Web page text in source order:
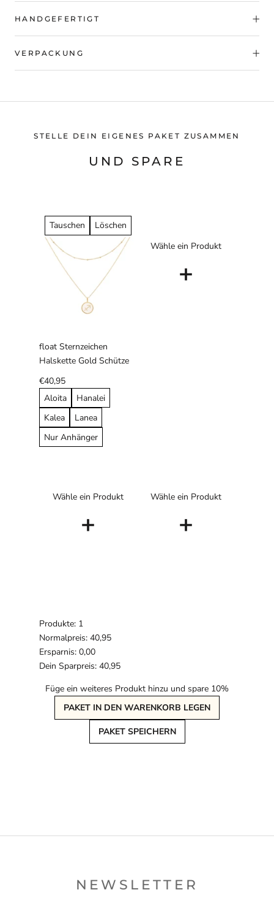
HANDGEFERTIGT
VERPACKUNG
STELLE DEIN EIGENES PAKET ZUSAMMEN
UND SPARE
Tauschen Löschen
float Sternzeichen
Halskette Gold Schütze
€40,95
Aloita
Hanalei
Kalea
Lanea
Nur Anhänger
Wähle ein Produkt
+
Wähle ein Produkt
+
Wähle ein Produkt
+
Produkte: 1
Normalpreis: 40,95
Ersparnis: 0,00
Dein Sparpreis: 40,95
Füge ein weiteres Produkt hinzu und spare 10%
PAKET IN DEN WARENKORB LEGEN
PAKET SPEICHERN
NEWSLETTER